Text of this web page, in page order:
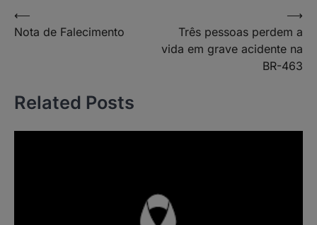
Navegação
de
⟵
Nota de Falecimento
Três pessoas perdem a
vida em grave acidente na
BR-463
⟶
Related Posts